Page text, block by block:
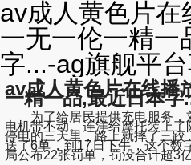
av成人黄色片在
一无一伦一精一
字...-ag旗舰平
av成人黄色片在线播
一精一品,最近日本字
为了给居民提供充电服务，
电机带不动。连洋给摩托装上
停电的三天里，路上就摔了三
送了6单，到17日下午，这个数
局公布22张罚单，罚没合计超3